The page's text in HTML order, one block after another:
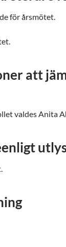
för årsmötet.
att
valdes Anita